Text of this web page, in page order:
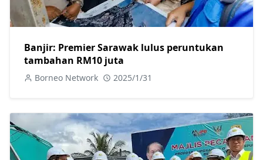
Banjir: Premier Sarawak lulus peruntukan
tambahan RM10 juta
Borneo Network 2025/1/31